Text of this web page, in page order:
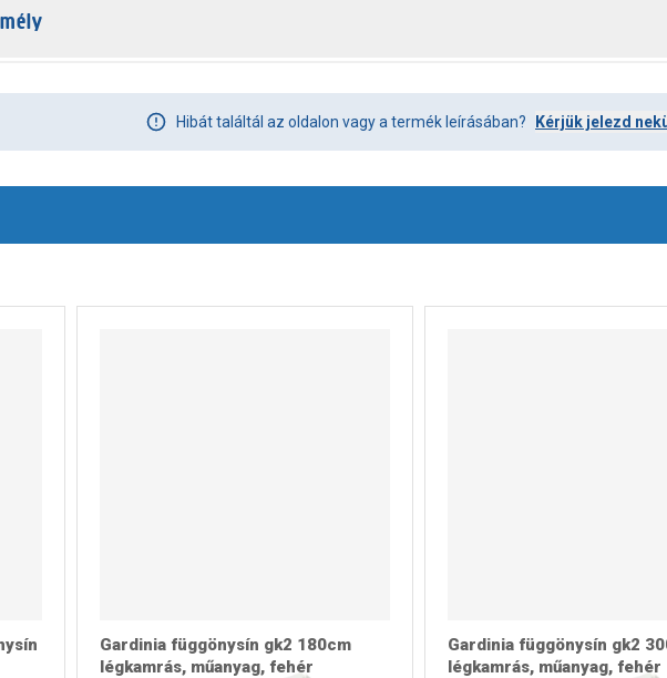
Hibát találtál az oldalon vagy a termék leírásában? Kérjük jelezd
Gardinia függönysín gk2 180cm
légkamrás, műanyag, fehér
Gardinia függönysín gk2
légkamrás, műanyag, fehér